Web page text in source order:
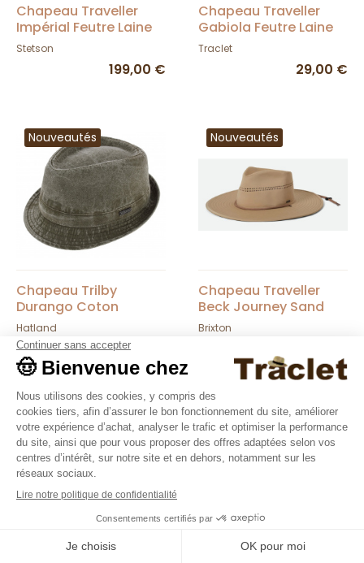
Chapeau Traveller
Impérial Feutre Laine
Olive - Stetson
Stetson
199,00 €
Chapeau Traveller
Gabiola Feutre Laine
Olive- Traclet
Traclet
29,00 €
Nouveautés
Chapeau Trilby
Durango Coton
Délavé Kaki - Hatland
Hatland
45,00 €
Nouveautés
Chapeau Traveller
Beck Journey Sand
UPF 40+ - Brixton
Brixton
Nouveautés Nouveautés